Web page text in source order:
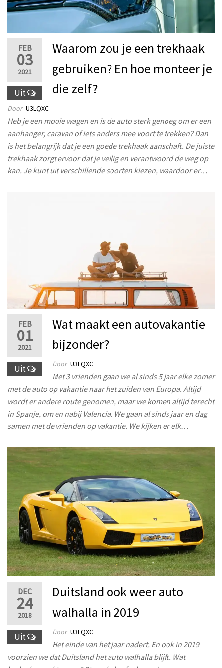
FEB
03
2021
Uit
Waarom zou je een trekhaak
gebruiken? En hoe monteer je
die zelf?
Door U3LQXC
Heb je een mooie wagen en is de auto sterk genoeg om er een
aanhanger, caravan of iets anders mee voort te trekken? Dan
is het belangrijk dat je een goede trekhaak aanschaft. De juiste
trekhaak zorgt ervoor dat je veilig en verantwoord de weg op
kan. Je kunt uit verschillende soorten kiezen, waardoor er…
FEB
01
2021
Uit
Wat maakt een autovakantie
bijzonder?
Door U3LQXC
Met 3 vrienden gaan we al sinds 5 jaar elke zomer
met de auto op vakantie naar het zuiden van Europa. Altijd
wordt er andere route genomen, maar we komen altijd terecht
in Spanje, om en nabij Valencia. We gaan al sinds jaar en dag
samen met de vrienden op vakantie. We kijken er elk…
DEC
24
2018
Uit
Duitsland ook weer auto
walhalla in 2019
Door U3LQXC
Het einde van het jaar nadert. En ook in 2019
voorzien we dat Duitsland het auto walhalla blijft. Wat